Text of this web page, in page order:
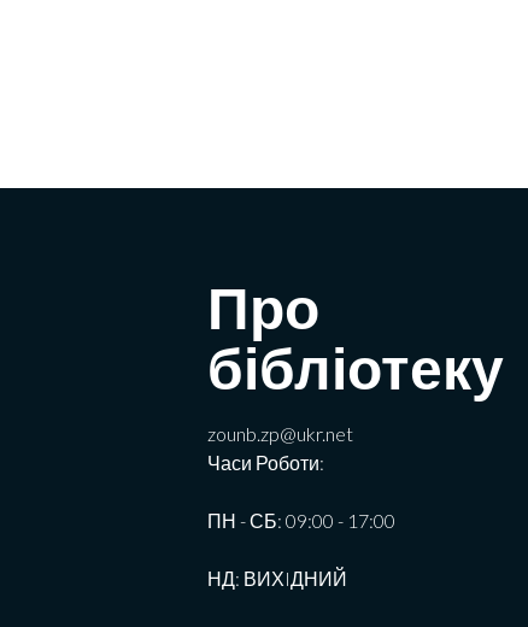
Про
бібліотеку
zounb.zp@ukr.net
Часи Роботи:
ПН - СБ: 09:00 - 17:00
НД: ВИХIДНИЙ